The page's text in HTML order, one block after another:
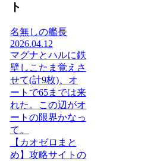
ト
名無しの艦長
2026.04.12
マグナとハルに鉄
壁しこたま覚えさ
せて(計9枚)、オ
ートで65までは来
れた。この辺がオ
ートの限界かなっ
て。
【カオゼロまと
め】攻略サイトの